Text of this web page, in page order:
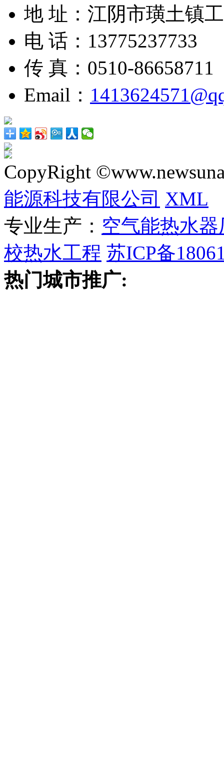
地 址：江阴市璜土镇
电 话：13775237733
传 真：0510-86658711
Email：
CopyRight
能源科技有限公司 XML
专业生产： 空气能热水器
校热水工程 苏ICP备
热门城市推广: